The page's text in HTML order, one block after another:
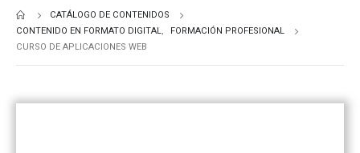
CATÁLOGO DE CONTENIDOS
CONTENIDO EN FORMATO DIGITAL,
FORMACIÓN PROFESIONAL
CURSO DE APLICACIONES WEB